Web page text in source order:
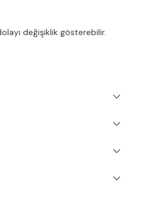
değişiklik gösterebilir.